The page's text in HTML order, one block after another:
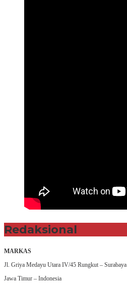
Redaksional
MARKAS
Jl. Griya Medayu Utara IV/45 Rungkut – Surabaya
Jawa Timur – Indonesia